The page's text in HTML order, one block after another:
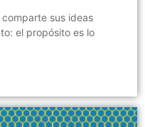
sus ideas
el propósito es lo